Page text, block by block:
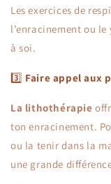
Les exercices de
l’enracinement ou
à soi.
3️⃣ Faire appel aux
La lithothérapie
ton enracinement.
ou la tenir dans la
une grande